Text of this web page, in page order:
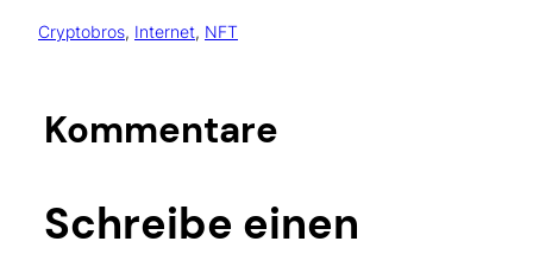
Cryptobros, Internet, NFT
Kommentare
Schreibe einen